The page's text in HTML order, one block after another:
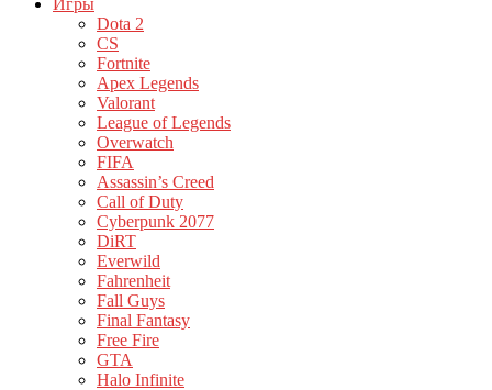
Игры
Dota 2
CS
Fortnite
Apex Legends
Valorant
League of Legends
Overwatch
FIFA
Assassin’s Creed
Call of Duty
Cyberpunk 2077
DiRT
Everwild
Fahrenheit
Fall Guys
Final Fantasy
Free Fire
GTA
Halo Infinite